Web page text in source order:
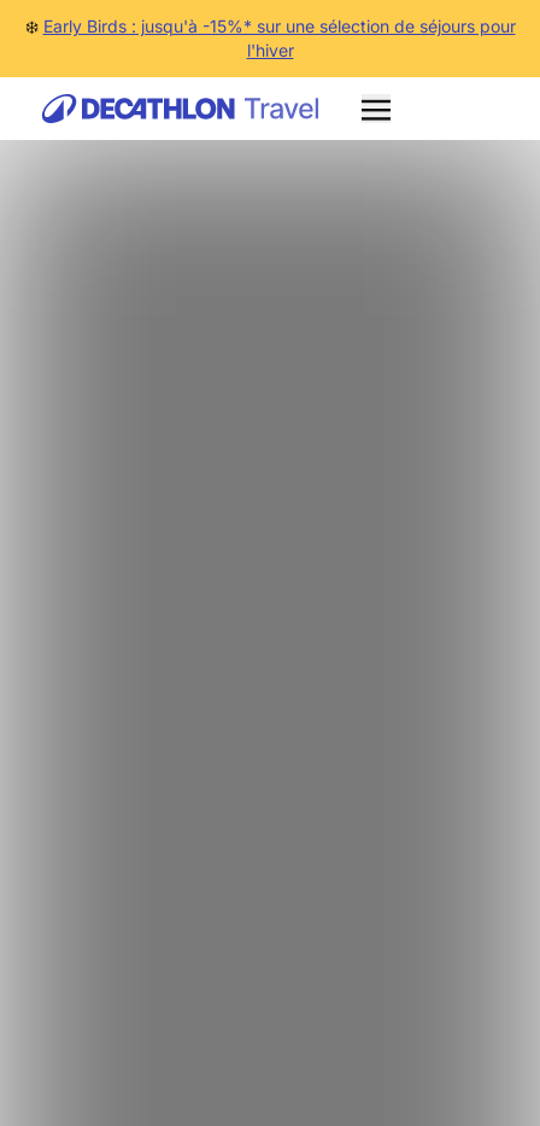
❄️ Early Birds : jusqu'à -15%* sur une sélection de séjours pour
l'hiver